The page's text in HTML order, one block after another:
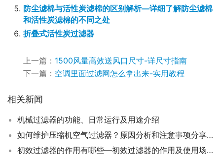
防尘滤棉与活性炭滤棉的区别解析—详细了解防尘滤棉
和活性炭滤棉的不同之处
折叠式活性炭过滤器
上一篇： 1500风量高效送风口尺寸-详尺寸指南
下一篇： 空调里面过滤网怎么拿出来-实用教程
相关新闻
机械过滤器的功能、日常运行及用途介绍
如何维护压缩机空气过滤器？原因分析和注意事项分享。
初效过滤器的作用有哪些—初效过滤器的作用及使用场景介绍